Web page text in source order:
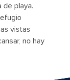
de playa.
vistas
no hay